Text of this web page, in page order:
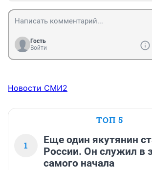
Гость
Войти
Новости СМИ2
ТОП 5
1
Еще один якутянин
России. Он служил в
самого начала